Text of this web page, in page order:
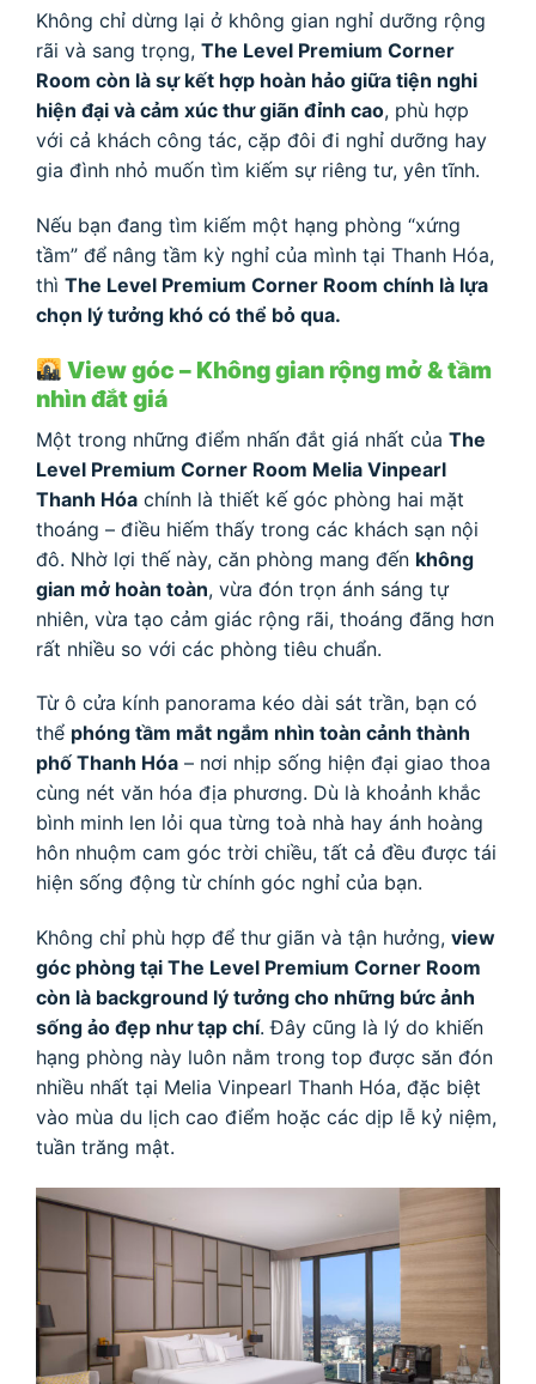
Không chỉ dừng lại ở không gian nghỉ dưỡng rộng
rãi và sang trọng, The Level Premium Corner
Room còn là sự kết hợp hoàn hảo giữa tiện nghi
hiện đại và cảm xúc thư giãn đỉnh cao, phù hợp
với cả khách công tác, cặp đôi đi nghỉ dưỡng hay
gia đình nhỏ muốn tìm kiếm sự riêng tư, yên tĩnh.
Nếu bạn đang tìm kiếm một hạng phòng “xứng
tầm” để nâng tầm kỳ nghỉ của mình tại Thanh Hóa,
thì The Level Premium Corner Room chính là lựa
chọn lý tưởng khó có thể bỏ qua.
View góc – Không gian rộng mở & tầm
nhìn đắt giá
Một trong những điểm nhấn đắt giá nhất của The
Level Premium Corner Room Melia Vinpearl
Thanh Hóa chính là thiết kế góc phòng hai mặt
thoáng – điều hiếm thấy trong các khách sạn nội
đô. Nhờ lợi thế này, căn phòng mang đến không
gian mở hoàn toàn, vừa đón trọn ánh sáng tự
nhiên, vừa tạo cảm giác rộng rãi, thoáng đãng hơn
rất nhiều so với các phòng tiêu chuẩn.
Từ ô cửa kính panorama kéo dài sát trần, bạn có
thể phóng tầm mắt ngắm nhìn toàn cảnh thành
phố Thanh Hóa – nơi nhịp sống hiện đại giao thoa
cùng nét văn hóa địa phương. Dù là khoảnh khắc
bình minh len lỏi qua từng toà nhà hay ánh hoàng
hôn nhuộm cam góc trời chiều, tất cả đều được tái
hiện sống động từ chính góc nghỉ của bạn.
Không chỉ phù hợp để thư giãn và tận hưởng, view
góc phòng tại The Level Premium Corner Room
còn là background lý tưởng cho những bức ảnh
sống ảo đẹp như tạp chí. Đây cũng là lý do khiến
hạng phòng này luôn nằm trong top được săn đón
nhiều nhất tại Melia Vinpearl Thanh Hóa, đặc biệt
vào mùa du lịch cao điểm hoặc các dịp lễ kỷ niệm,
tuần trăng mật.